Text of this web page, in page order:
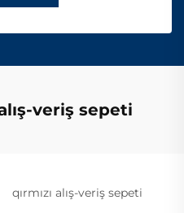
veriş sepeti
qırmızı alış-veriş sepeti